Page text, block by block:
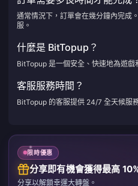
通常情況下，訂單會在幾分鐘內完成
服。
什麼是 BitTopup？
BitTopup 是一個安全、快速地為遊戲
客服服務時間？
BitTopup 的客服提供 24/7 全天候服
限時優惠
分享即有機會獲得最高
分享以解鎖幸運大轉盤。